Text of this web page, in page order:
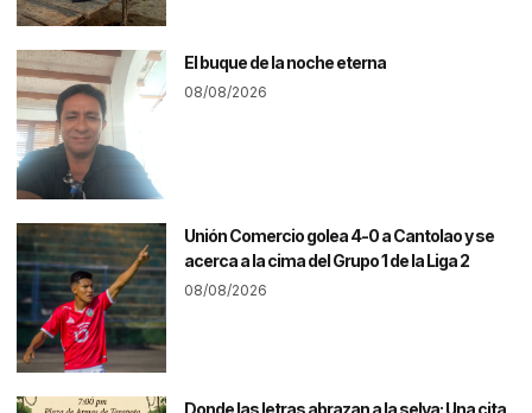
El buque de la noche eterna
08/08/2026
Unión Comercio golea 4-0 a Cantolao y se
acerca a la cima del Grupo 1 de la Liga 2
08/08/2026
Donde las letras abrazan a la selva: Una cita